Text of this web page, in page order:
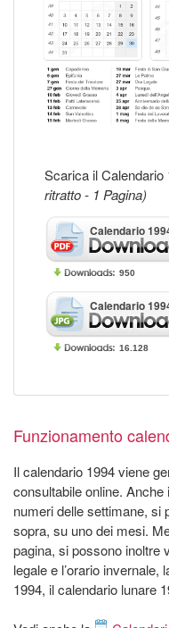
Scarica il
ritratto - 1 Pagina)
Calendario
950
Calendario
16.128
Funzionamento
Il calendario 1994 viene
consultabile online.
numeri delle settimane, si
sopra, su uno dei mesi.
pagina, si possono inoltre
legale e l’orario invernale,
1994, il calendario lunare